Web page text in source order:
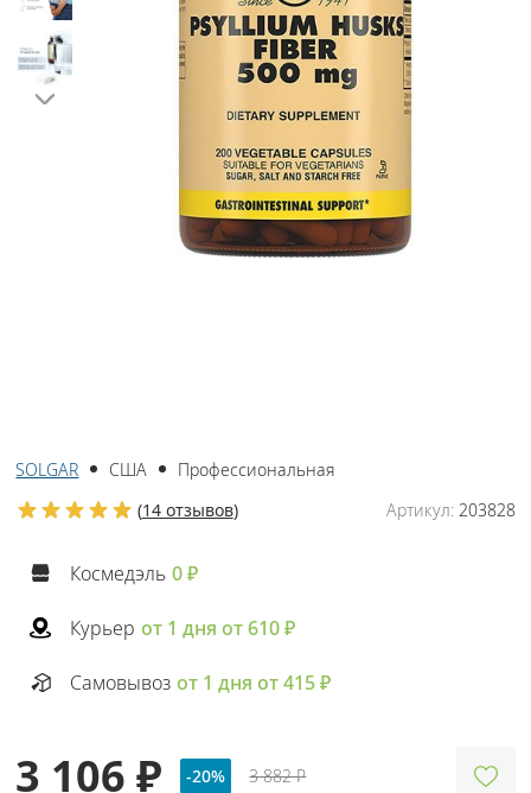
SOLGAR США
Профессиональная
Артикул:203828
(14 отзывов)
Космедэль 0 ₽
Курьер от 1 дня от 610 ₽
Самовывоз от 1 дня от 415 ₽
3 106 ₽ -20% 3 882 ₽